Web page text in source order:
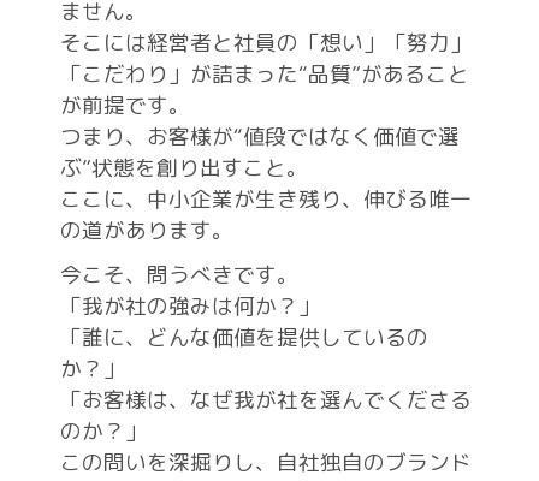
ません。
そこには経営者と社員の「想い」「努力」
「こだわり」が詰まった“品質”があること
が前提です。
つまり、お客様が“値段ではなく価値で選
ぶ”状態を創り出すこと。
ここに、中小企業が生き残り、伸びる唯一
の道があります。
今こそ、問うべきです。
「我が社の強みは何か？」
「誰に、どんな価値を提供しているの
か？」
「お客様は、なぜ我が社を選んでくださる
のか？」
この問いを深掘りし、自社独自のブランド